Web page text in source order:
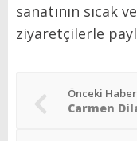
sanatının sıcak
ziyaretçilerle
Önceki Haber